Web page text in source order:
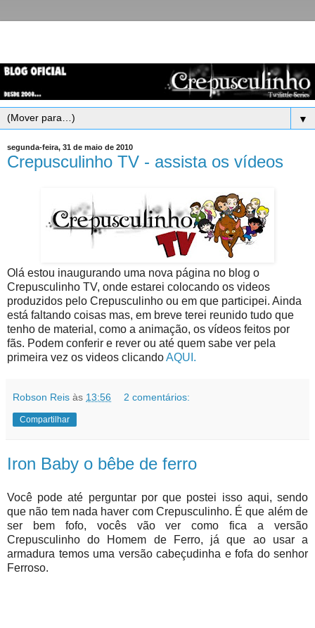
▼
segunda-feira, 31 de maio de 2010
Crepusculinho TV - assista os vídeos
Olá estou inaugurando uma nova página no blog o
Crepusculinho TV, onde estarei colocando os videos
produzidos pelo Crepusculinho ou em que participei. Ainda
está faltando coisas mas, em breve terei reunido tudo que
tenho de material, como a animação, os vídeos feitos por
fãs. Podem conferir e rever ou até quem sabe ver pela
primeira vez os videos clicandoAQUI.
Robson Reis às 13:56 2 comentários:
Compartilhar
Iron Baby o bêbe de ferro
Você pode até perguntar por que postei isso aqui, sendo
que não tem nada haver com Crepusculinho. É que além de
ser bem fofo, vocês vão ver como fica a versão
Crepusculinho do Homem de Ferro, já que ao usar a
armadura temos uma versão cabeçudinha e fofa do senhor
Ferroso.